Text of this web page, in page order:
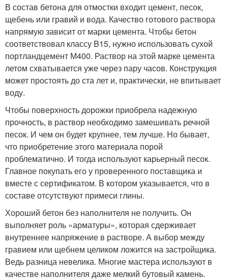
В состав бетона для отмостки входит цемент, песок,
щебень или гравий и вода. Качество готового раствора
напрямую зависит от марки цемента. Чтобы бетон
соответствовал классу B15, нужно использовать сухой
портландцемент М400. Раствор на этой марке цемента
летом схватывается уже через пару часов. Конструкция
может простоять до ста лет и, практически, не впитывает
воду.
Чтобы поверхность дорожки приобрела надежную
прочность, в раствор необходимо замешивать речной
песок. И чем он будет крупнее, тем лучше. Но бывает,
что приобретение этого материала порой
проблематично. И тогда используют карьерный песок.
Главное покупать его у проверенного поставщика и
вместе с сертификатом. В котором указывается, что в
составе отсутствуют примеси глины.
Хороший бетон без наполнителя не получить. Он
выполняет роль «арматуры», которая сдерживает
внутреннее напряжение в растворе. А выбор между
гравием или щебнем целиком ложится на застройщика.
Ведь разница невелика. Многие мастера используют в
качестве наполнителя даже мелкий бутовый камень.